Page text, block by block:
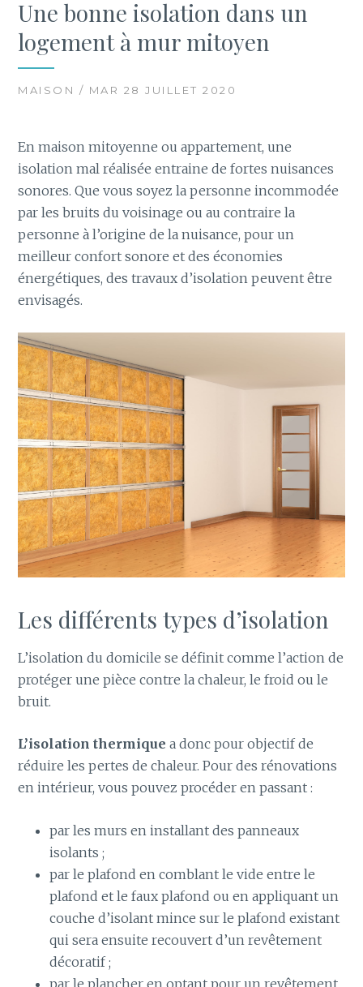
Une bonne isolation dans un
logement à mur mitoyen
MAISON / MAR 28 JUILLET 2020
En maison mitoyenne ou appartement, une
isolation mal réalisée entraine de fortes nuisances
sonores. Que vous soyez la personne incommodée
par les bruits du voisinage ou au contraire la
personne à l’origine de la nuisance, pour un
meilleur confort sonore et des économies
énergétiques, des travaux d’isolation peuvent être
envisagés.
Les différents types d’isolation
L’isolation du domicile se définit comme l’action de
protéger une pièce contre la chaleur, le froid ou le
bruit.
L’isolation thermique a donc pour objectif de
réduire les pertes de chaleur. Pour des rénovations
en intérieur, vous pouvez procéder en passant :
par les murs en installant des panneaux
isolants ;
par le plafond en comblant le vide entre le
plafond et le faux plafond ou en appliquant un
couche d’isolant mince sur le plafond existant
qui sera ensuite recouvert d’un revêtement
décoratif ;
par le plancher en optant pour un revêtement